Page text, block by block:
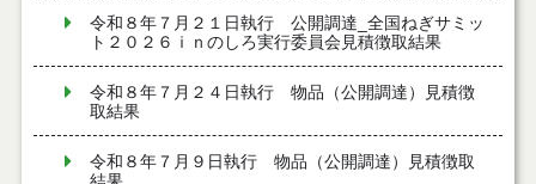
令和８年７月２１日執行 公開調達_全国ねぎサミッ
ト２０２６ｉｎのしろ実行委員会見積徴取結果
令和８年７月２４日執行 物品（公開調達）見積徴
取結果
令和８年７月９日執行 物品（公開調達）見積徴取